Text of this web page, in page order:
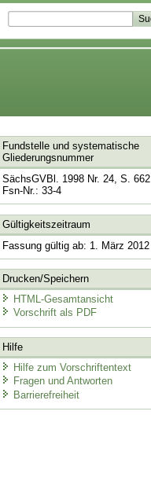
Fundstelle und systematische
Gliederungsnummer
SächsGVBl. 1998 Nr. 24, S. 662
Fsn-Nr.: 33-4
Gültigkeitszeitraum
Fassung gültig ab: 1. März 2012
Drucken/Speichern
HTML-Gesamtansicht
Vorschrift als PDF
Hilfe
Hilfe zum Vorschriftentext
Fragen und Antworten
Barrierefreiheit